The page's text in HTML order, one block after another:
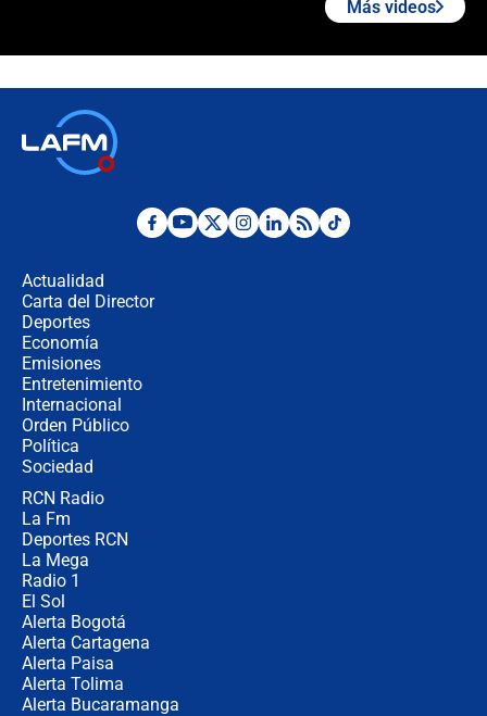
Posesión de Abelardo De La Espriella
Más videos
Actualidad
Carta del Director
Deportes
Economía
Emisiones
Entretenimiento
Internacional
Orden Público
Política
Sociedad
RCN Radio
La Fm
Deportes RCN
La Mega
Radio 1
El Sol
Alerta Bogotá
Alerta Cartagena
Alerta Paisa
Alerta Tolima
Alerta Bucaramanga